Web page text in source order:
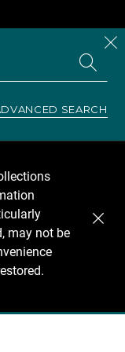
SEARCH
may not be